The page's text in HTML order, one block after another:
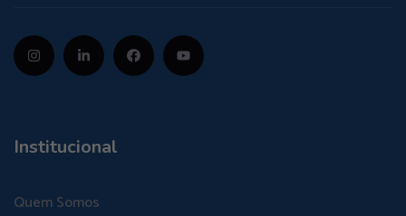
Institucional
Quem Somos